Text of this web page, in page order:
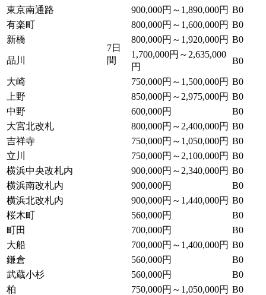
7日
間
東京南通路 900,000円～1,890,000円 B0
有楽町
800,000円～1,600,000円 B0
新橋
800,000円～1,920,000円 B0
品川
1,700,000円～2,635,000
円
B0
大崎 750,000円～1,500,000円 B0
上野
850,000円～2,975,000円 B0
中野
600,000円
B0
大宮北改札
800,000円～2,400,000円 B0
吉祥寺
750,000円～1,050,000円 B0
立川
750,000円～2,100,000円 B0
横浜中央改札内
900,000円～2,340,000円 B0
横浜南改札内
900,000円
B0
横浜北改札内
900,000円～1,440,000円 B0
桜木町
560,000円
B0
町田
700,000円
B0
大船
700,000円～1,400,000円 B0
鎌倉
560,000円
B0
武蔵小杉
560,000円
B0
柏
750,000円～1,050,000円 B0